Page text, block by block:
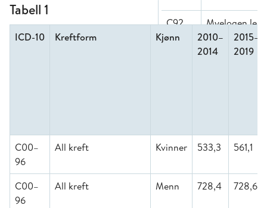
Tabell 1
ICD-10 Kreftform Kjønn
2010–
2014
2015–
2019
C00–
96
All kreft Kvinner 533,3 561,1
C00–
96
All kreft Menn 728,4 728,6